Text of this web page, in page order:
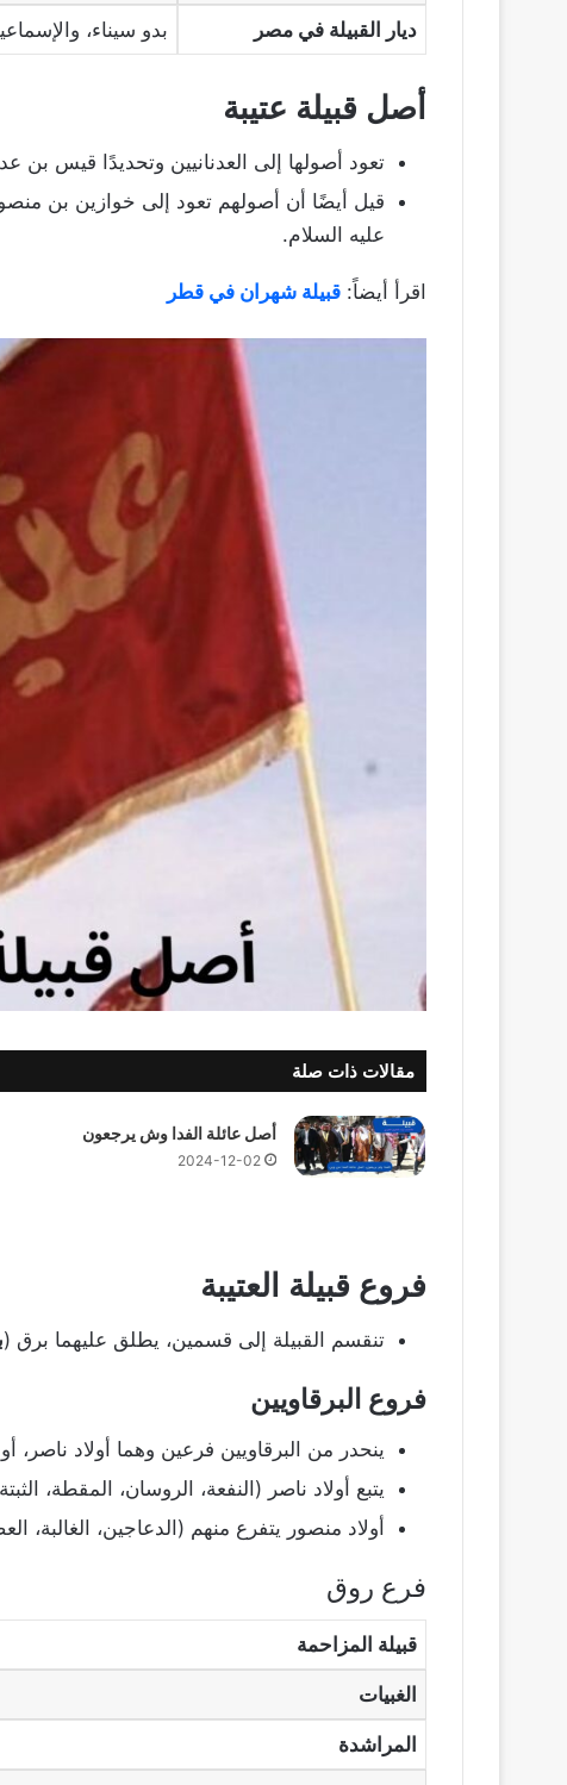
ديار القبيلة في مصر بدو سيناء،
أصل قبيلة عتيبة
تعود أصولها إلى العدنانيين وتحديدًا قيس بن
قيل أيضًا أن أصولهم تعود إلى خوازين بن
عليه السلام.
اقرأ أيضاً: قبيلة شهران في قطر
مقالات ذات صلة
أصل عائلة الفدا وش يرجعون
2024-12-02
فروع قبيلة العتيبة
تنقسم القبيلة إلى قسمين، يطلق عليهما برق (
فروع البرقاويين
ينحدر من البرقاويين فرعين وهما أولاد ناصر،
يتبع أولاد ناصر (النفعة، الروسان، المقطة،
أولاد منصور يتفرع منهم (الدعاجين، الغالبة،
فرع روق
قبيلة المزاحمة
الغبيات
المراشدة